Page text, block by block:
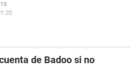
de Badoo si no